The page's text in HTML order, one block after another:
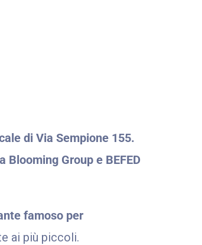
di Via Sempione 155.
Group e BEFED
famoso per
ai più piccoli.